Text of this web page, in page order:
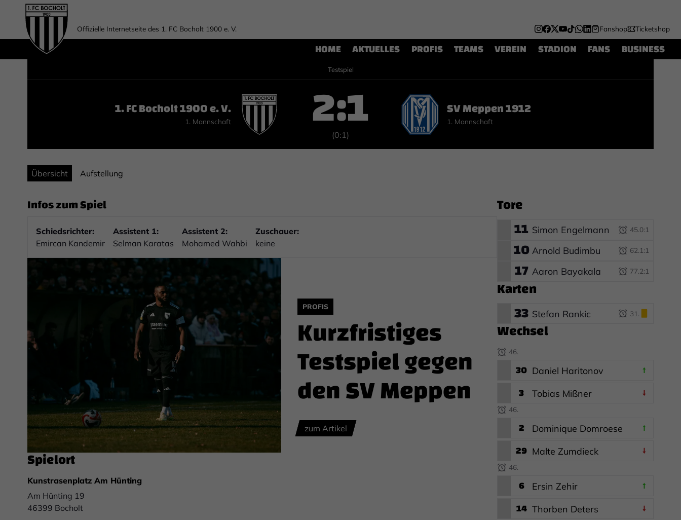
Offizielle Internetseite des 1. FC Bocholt 1900 e. V. Fanshop Ticketshop
HOME AKTUELLES PROFIS TEAMS VEREIN STADION FANS BUSINESS
Testspiel
1. FC Bocholt 1900 e. V.
1. Mannschaft 2:1
(0:1)
SV Meppen 1912
1. Mannschaft
Übersicht Aufstellung
Infos zum Spiel
Schiedsrichter:
Emircan Kandemir
Assistent 1:
Selman Karatas
Assistent 2:
Mohamed Wahbi
Zuschauer:
keine
PROFIS
Kurzfristiges
Testspiel gegen
den SV Meppen
zum Artikel
Spielort
Kunstrasenplatz Am Hünting
Am Hünting 19
46399 Bocholt
Tore
11 Simon Engelmann 45. 0:1
10 Arnold Budimbu 62. 1:1
17 Aaron Bayakala 77. 2:1
Karten
33 Stefan Rankic 31.
Wechsel
46.
30 Daniel Haritonov
3 Tobias Mißner
46.
2 Dominique Domroese
29 Malte Zumdieck
46.
6 Ersin Zehir
14 Thorben Deters